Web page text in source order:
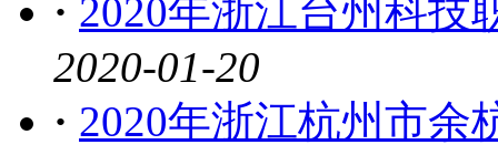
· 2020年浙江台州科技
2020-01-20
· 2020年浙江杭州市余